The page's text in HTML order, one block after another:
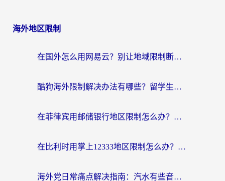
海外地区限制
在国外怎么用网易云？别让地域限制断了你的中文歌单——附听书社交定位解决方案
酷狗海外限制解决办法有哪些？留学生亲测有效的回国加速指南
在菲律宾用邮储银行地区限制怎么办？海外华人必看的回国加速解决方案
在比利时用掌上12333地区限制怎么办？海外华人亲测有效的回国加速方案
海外党日常痛点解决指南：汽水有些音乐在国外无法播放怎么办？